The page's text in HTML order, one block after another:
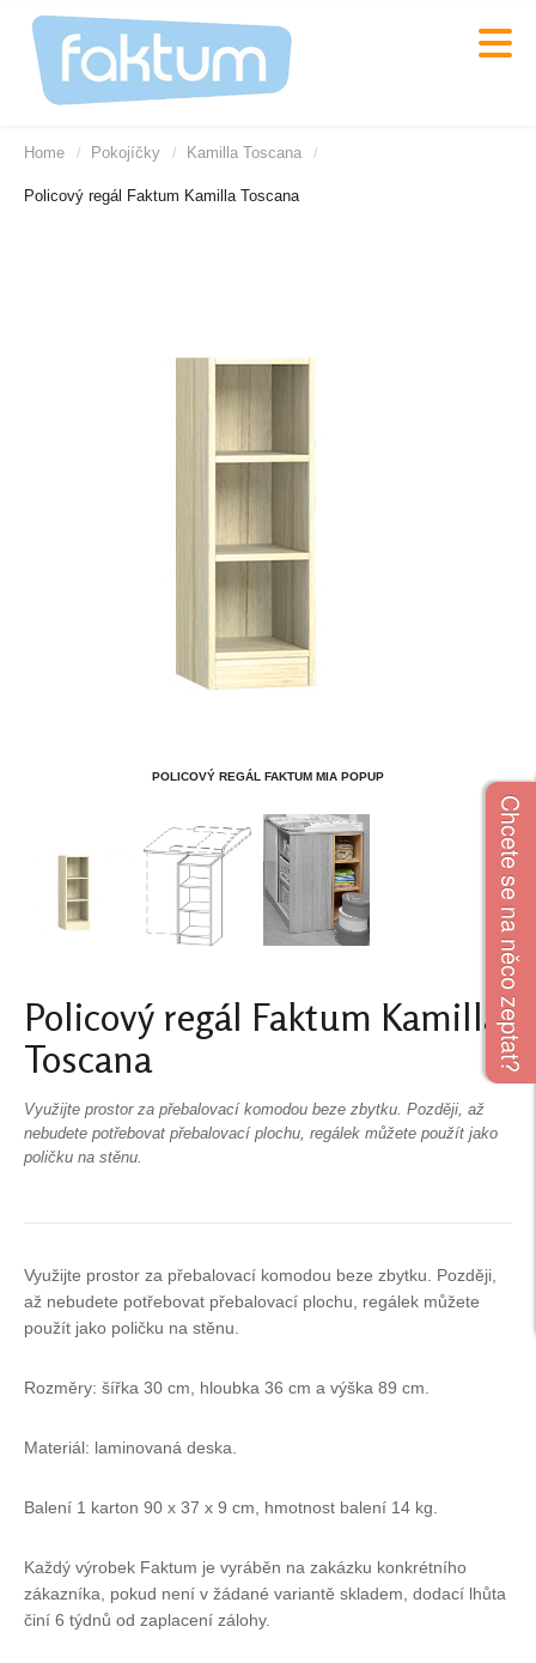
Home / Pokojíčky / Kamilla Toscana /
Policový regál Faktum Kamilla Toscana
POLICOVÝ REGÁL FAKTUM MIA POPUP
Policový regál Faktum Kamilla
Toscana
Využijte prostor za přebalovací komodou beze zbytku. Později, až
nebudete potřebovat přebalovací plochu, regálek můžete použít jako
poličku na stěnu.
Využijte prostor za přebalovací komodou beze zbytku. Později,
až nebudete potřebovat přebalovací plochu, regálek můžete
použít jako poličku na stěnu.
Rozměry: šířka 30 cm, hloubka 36 cm a výška 89 cm.
Materiál: laminovaná deska.
Balení 1 karton 90 x 37 x 9 cm, hmotnost balení 14 kg.
Každý výrobek Faktum je vyráběn na zakázku konkrétního
zákazníka, pokud není v žádané variantě skladem, dodací lhůta
činí 6 týdnů od zaplacení zálohy.
Chcete se na něco zeptat?